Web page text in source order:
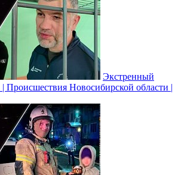
Экстренный
Происшествия Новосибирской области |